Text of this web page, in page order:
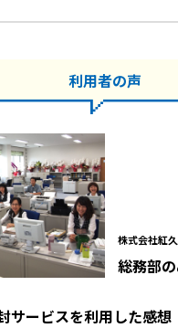
利用者の声
株式会社紅久
総務部
サービスを利用した感想